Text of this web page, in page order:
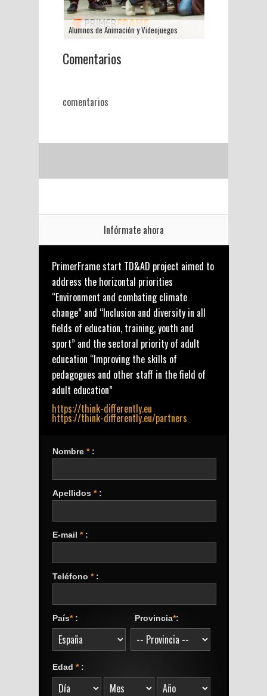
Alumnos de Animación y Videojuegos
Comentarios
comentarios
Infórmate ahora
PrimerFrame start TD&AD project aimed to
address the horizontal priorities
“Environment and combating climate
change” and “Inclusion and diversity in all
fields of education, training, youth and
sport” and the sectoral priority of adult
education “Improving the skills of
pedagogues and other staff in the field of
adult education”
https://think-differently.eu
https://think-differently.eu/partners
Nombre *:
Apellidos *:
E-mail *:
Teléfono *:
País*: Provincia*:
Edad *: